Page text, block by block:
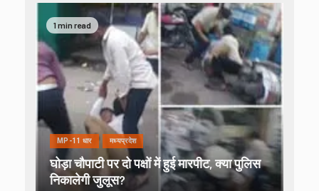
1 min read
MP-11 धार मध्यप्रदेश
घोड़ा चौपाटी पर दो पक्षों में हुई मारपीट, क्या पुलिस
निकालेगी जुलूस?